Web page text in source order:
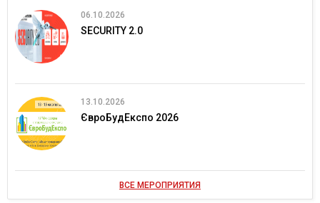
06.10.2026
SECURITY 2.0
13.10.2026
ЄвроБудЕкспо 2026
ВСЕ МЕРОПРИЯТИЯ